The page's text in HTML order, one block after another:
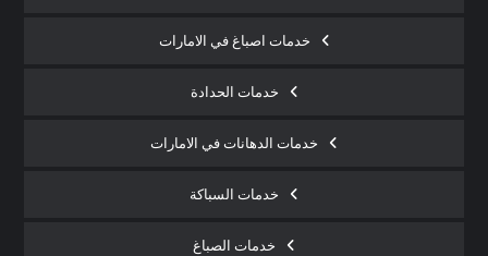
خدمات اصباغ في الامارات
خدمات الحدادة
خدمات الدهانات في الامارات
خدمات السباكة
خدمات الصباغ